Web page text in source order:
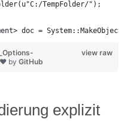
TempFolder/");
doc =
view raw
by GitHub
explizit